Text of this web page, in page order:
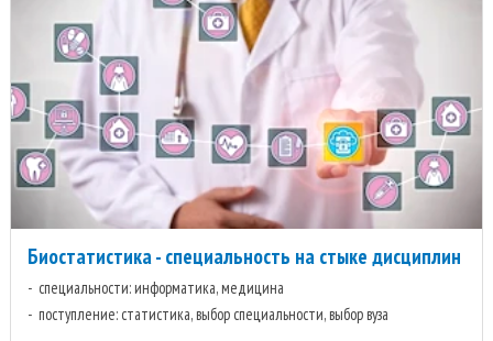
Биостатистика - специальность на стыке дисциплин
специальности: информатика, медицина
поступление: статистика, выбор специальности, выбор вуза